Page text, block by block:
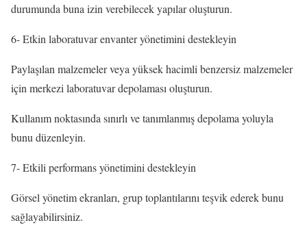
durumunda buna izin verebilecek yapılar oluşturun.
6- Etkin laboratuvar envanter yönetimini destekleyin
Paylaşılan malzemeler veya yüksek hacimli benzersiz malzemeler
için merkezi laboratuvar depolaması oluşturun.
Kullanım noktasında sınırlı ve tanımlanmış depolama yoluyla
bunu düzenleyin.
7- Etkili performans yönetimini destekleyin
Görsel yönetim ekranları, grup toplantılarını teşvik ederek bunu
sağlayabilirsiniz.